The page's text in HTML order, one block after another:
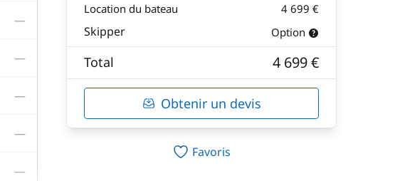
—
—
—
—
—
Location du bateau 4 699 €
Skipper Option
Total 4 699 €
Obtenir un devis
Favoris